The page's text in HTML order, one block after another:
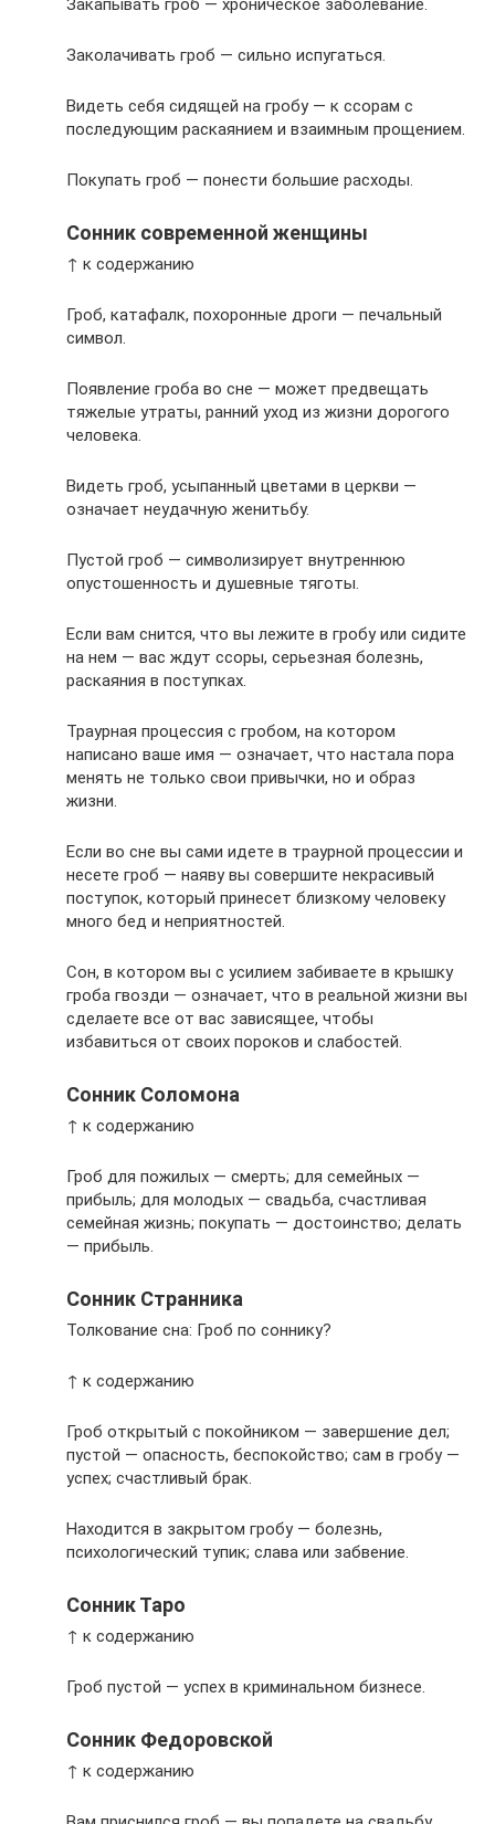
Заколачивать гроб — сильно испугаться.
Видеть себя сидящей на гробу — к ссорам с
последующим раскаянием и взаимным прощением.
Покупать гроб — понести большие расходы.
Сонник современной женщины
↑ к содержанию
Гроб, катафалк, похоронные дроги — печальный
символ.
Появление гроба во сне — может предвещать
тяжелые утраты, ранний уход из жизни дорогого
человека.
Видеть гроб, усыпанный цветами в церкви —
означает неудачную женитьбу.
Пустой гроб — символизирует внутреннюю
опустошенность и душевные тяготы.
Если вам снится, что вы лежите в гробу или сидите
на нем — вас ждут ссоры, серьезная болезнь,
раскаяния в поступках.
Траурная процессия с гробом, на котором
написано ваше имя — означает, что настала пора
менять не только свои привычки, но и образ
жизни.
Если во сне вы сами идете в траурной процессии и
несете гроб — наяву вы совершите некрасивый
поступок, который принесет близкому человеку
много бед и неприятностей.
Сон, в котором вы с усилием забиваете в крышку
гроба гвозди — означает, что в реальной жизни вы
сделаете все от вас зависящее, чтобы
избавиться от своих пороков и слабостей.
Сонник Соломона
↑ к содержанию
Гроб для пожилых — смерть; для семейных —
прибыль; для молодых — свадьба, счастливая
семейная жизнь; покупать — достоинство; делать
— прибыль.
Сонник Странника
Толкование сна: Гроб по соннику?
↑ к содержанию
Гроб открытый с покойником — завершение дел;
пустой — опасность, беспокойство; сам в гробу —
успех; счастливый брак.
Находится в закрытом гробу — болезнь,
психологический тупик; слава или забвение.
Сонник Таро
↑ к содержанию
Гроб пустой — успех в криминальном бизнесе.
Сонник Федоровской
↑ к содержанию